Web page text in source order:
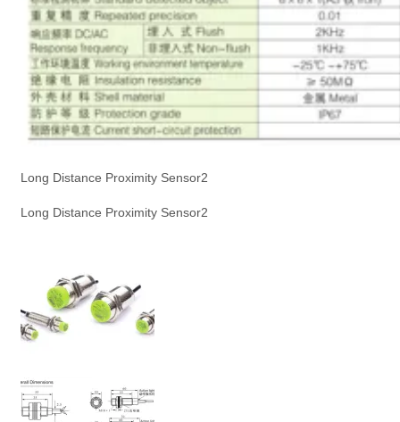
Long Distance Proximity Sensor2
Long Distance Proximity Sensor2